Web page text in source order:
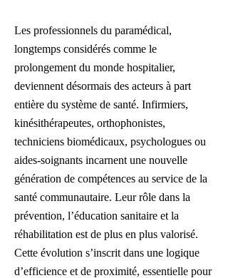
Les professionnels du paramédical,
longtemps considérés comme le
prolongement du monde hospitalier,
deviennent désormais des acteurs à part
entière du système de santé. Infirmiers,
kinésithérapeutes, orthophonistes,
techniciens biomédicaux, psychologues ou
aides-soignants incarnent une nouvelle
génération de compétences au service de la
santé communautaire. Leur rôle dans la
prévention, l’éducation sanitaire et la
réhabilitation est de plus en plus valorisé.
Cette évolution s’inscrit dans une logique
d’efficience et de proximité, essentielle pour